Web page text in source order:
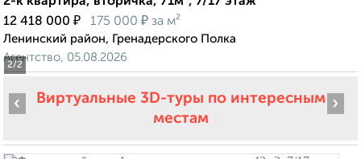
2/2
12 418 000 ₽ 175 000 ₽ за м²
Ленинский район, Гренадерского Полка
Агентство, 05.08.2026
Виртуальные 3D-туры по интересным
местам
‹ ›